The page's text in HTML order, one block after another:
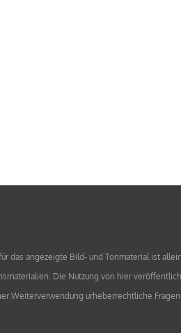
das angezeigte Bild- und Tonmaterial ist
Die Nutzung von hier
Weiterverwendung urheberrechtliche